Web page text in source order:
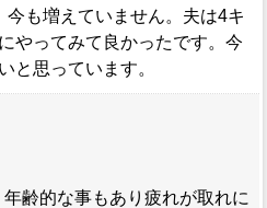
も増えていません。夫は4キ
やってみて良かったです。今
と思っています。
齢的な事もあり疲れが取れに